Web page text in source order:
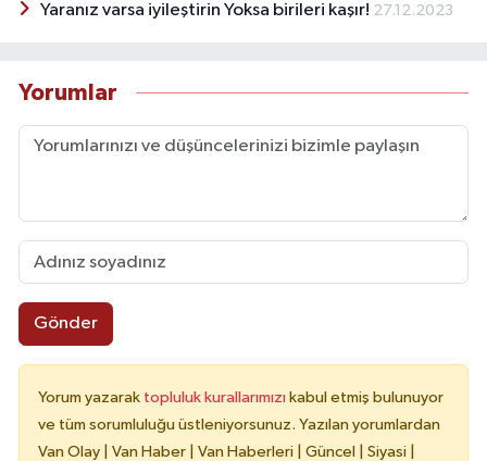
Yaranız varsa iyileştirin Yoksa birileri kaşır! 27.12.2023
Yorumlar
Gönder
Yorum yazarak topluluk kurallarımızı kabul etmiş bulunuyor
ve tüm sorumluluğu üstleniyorsunuz. Yazılan yorumlardan
Van Olay | Van Haber | Van Haberleri | Güncel | Siyasi |